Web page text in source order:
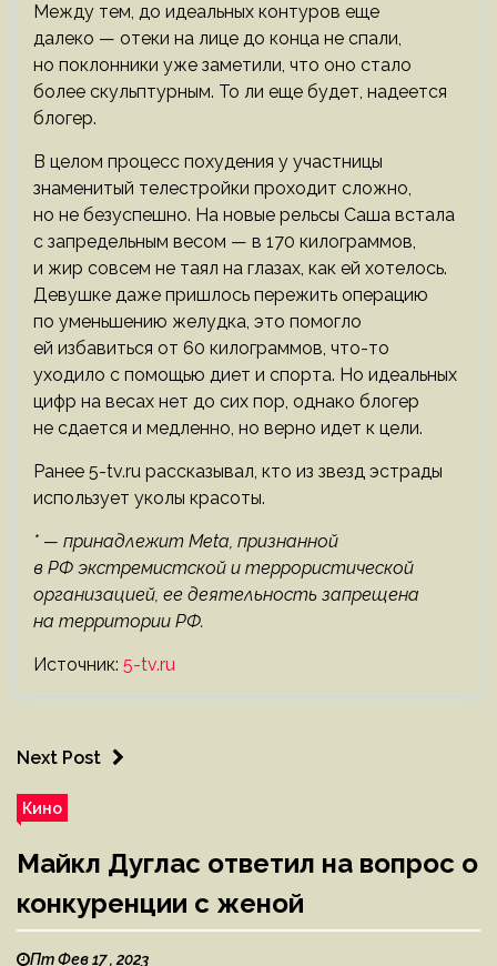
Между тем, до идеальных контуров еще
далеко — отеки на лице до конца не спали,
но поклонники уже заметили, что оно стало
более скульптурным. То ли еще будет, надеется
блогер.
В целом процесс похудения у участницы
знаменитый телестройки проходит сложно,
но не безуспешно. На новые рельсы Саша встала
с запредельным весом — в 170 килограммов,
и жир совсем не таял на глазах, как ей хотелось.
Девушке даже пришлось пережить операцию
по уменьшению желудка, это помогло
ей избавиться от 60 килограммов, что-то
уходило с помощью диет и спорта. Но идеальных
цифр на весах нет до сих пор, однако блогер
не сдается и медленно, но верно идет к цели.
Ранее 5-tv.ru рассказывал, кто из звезд эстрады
использует уколы красоты.
* — принадлежит Meta, признанной
в РФ экстремистской и террористической
организацией, ее деятельность запрещена
на территории РФ.
Источник: 5-tv.ru
Next Post
Кино
Майкл Дуглас ответил на вопрос о
конкуренции с женой
Пт Фев 17 , 2023